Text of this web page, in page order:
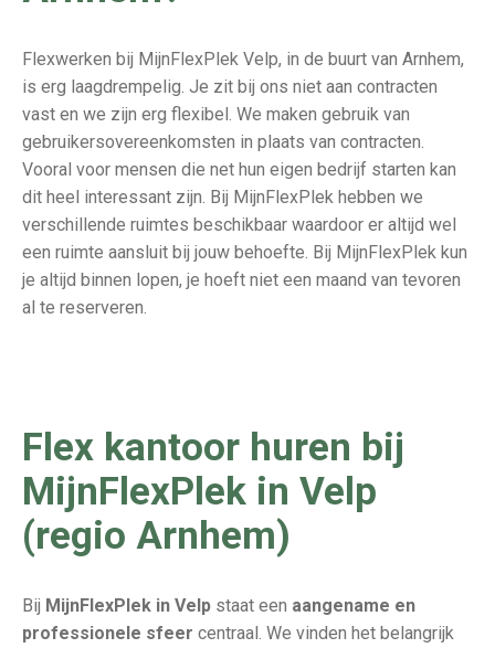
Flexwerken bij MijnFlexPlek Velp, in de buurt van Arnhem,
is erg laagdrempelig. Je zit bij ons niet aan contracten
vast en we zijn erg flexibel. We maken gebruik van
gebruikersovereenkomsten in plaats van contracten.
Vooral voor mensen die net hun eigen bedrijf starten kan
dit heel interessant zijn. Bij MijnFlexPlek hebben we
verschillende ruimtes beschikbaar waardoor er altijd wel
een ruimte aansluit bij jouw behoefte. Bij MijnFlexPlek kun
je altijd binnen lopen, je hoeft niet een maand van tevoren
al te reserveren.
Flex kantoor huren bij
MijnFlexPlek in Velp
(regio Arnhem)
Bij MijnFlexPlek in Velp staat een aangename en
professionele sfeer centraal. We vinden het belangrijk